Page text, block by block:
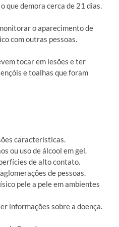
que demora cerca de 21 dias.
o aparecimento de
com outras pessoas.
tocar em lesões e ter
e toalhas que foram
características.
ou uso de álcool em gel.
de alto contato.
de pessoas.
pele a pele em ambientes
informações sobre a doença.